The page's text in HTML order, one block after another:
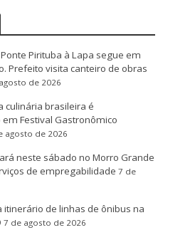
Pirituba à Lapa segue em
Prefeito visita canteiro de obras
de 2026
culinária brasileira é
Festival Gastronômico
agosto de 2026
neste sábado no Morro Grande
de empregabilidade 7 de
itinerário de linhas de ônibus na
7 de agosto de 2026